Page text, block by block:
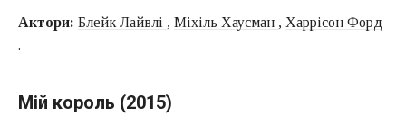
Актори: Блейк Лайвлі , Міхіль Хаусман , Харрісон Форд
.
Мій король (2015)